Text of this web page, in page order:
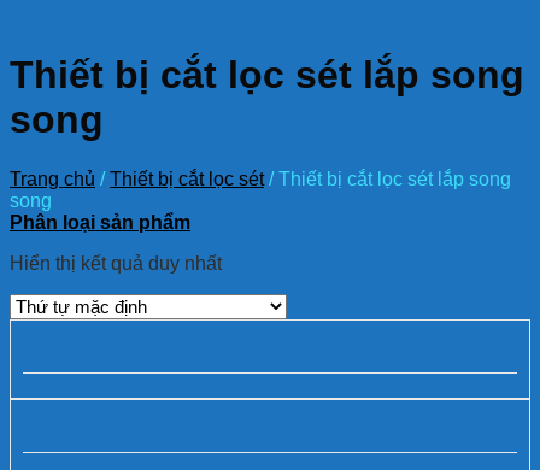
Thiết bị cắt lọc sét lắp song
song
Trang chủ / Thiết bị cắt lọc sét /Thiết bị cắt lọc sét lắp song
song
Phân loại sản phẩm
Hiển thị kết quả duy nhất